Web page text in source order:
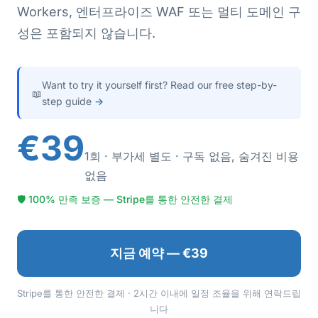
Workers, 엔터프라이즈 WAF 또는 멀티 도메인 구
성은 포함되지 않습니다.
📖
Want to try it yourself first? Read our free step-by-
step guide →
€391회 · 부가세 별도 · 구독 없음, 숨겨진 비용
없음
🛡 100% 만족 보증 — Stripe를 통한 안전한 결제
지금 예약 — €39
Stripe를 통한 안전한 결제 · 2시간 이내에 일정 조율을 위해 연락드립
니다